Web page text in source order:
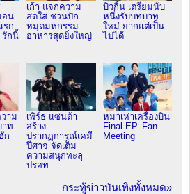
อน
รก
รักนี้
เก้า แจกความ
สดใส ชวนปัก
หมุดมหกรรม
อาหารสุดยิ่งใหญ่
บิวกิ้น เตรียมนับ
หนึ่งรับบทบาท
ใหม่ ยากแต่เป็น
ไปได้
าม
ท
ก
เพิร์ธ แซนต้า
สร้าง
ปรากฏการณ์เคมี
ปีศาจ จัดเต็ม
ความสนุกทะลุ
ปรอท
หมาเห่าเครื่องบิน
Final EP. Fan
Meeting
กระทู้ข่าวบันเทิงทั้งหมด»